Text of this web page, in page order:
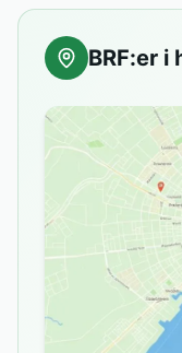
BRF:er i